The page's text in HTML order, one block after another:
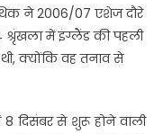
ने 2006/07 एशेज दौरे
श्रृंखला में इंग्लैंड की पहली
क्योंकि वह तनाव से
8 दिसंबर से शुरू होने वाली